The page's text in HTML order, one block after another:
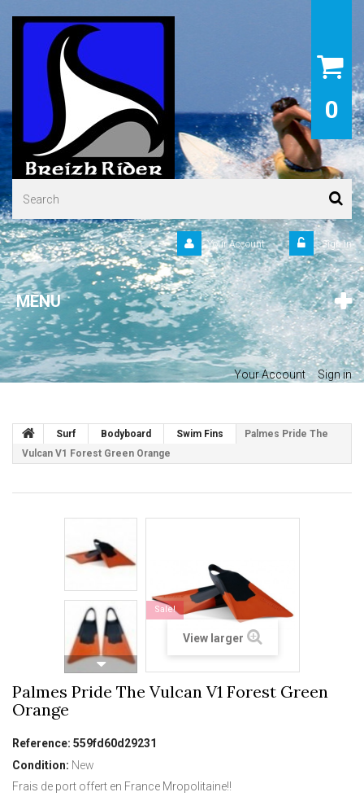
0
Sign in
Your Account
MENU
Your Account Sign in
Surf Bodyboard Swim Fins
Palmes Pride The
Vulcan V1 Forest Green Orange
Sale!
View larger
Palmes Pride The Vulcan V1 Forest Green
Orange
Reference: 559fd60d29231
Condition: New
Frais de port offert en France Mropolitaine!!